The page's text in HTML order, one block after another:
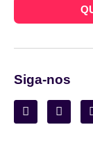
Siga-nos